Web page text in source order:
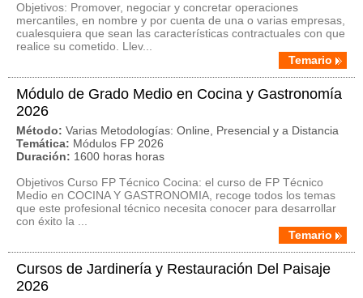
Objetivos: Promover, negociar y concretar operaciones
mercantiles, en nombre y por cuenta de una o varias empresas,
cualesquiera que sean las características contractuales con que
realice su cometido. Llev...
Temario
Módulo de Grado Medio en Cocina y Gastronomía
2026
Método: Varias Metodologías: Online, Presencial y a Distancia
Temática: Módulos FP 2026
Duración: 1600 horas horas
Objetivos Curso FP Técnico Cocina: el curso de FP Técnico
Medio en COCINA Y GASTRONOMIA, recoge todos los temas
que este profesional técnico necesita conocer para desarrollar
con éxito la ...
Temario
Cursos de Jardinería y Restauración Del Paisaje
2026